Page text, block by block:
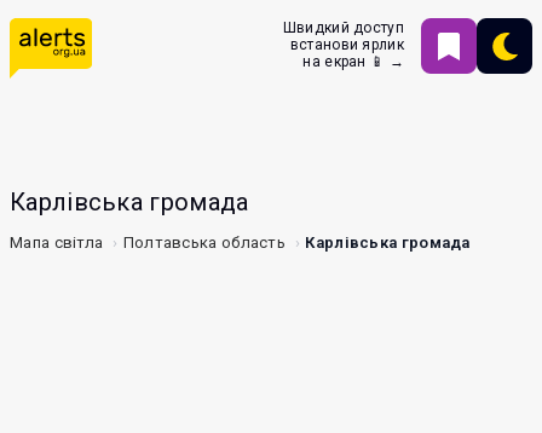
Швидкий доступ
встанови ярлик
на екран 📱 →
Карлівська громада
Мапа світла Полтавська область Карлівська громада